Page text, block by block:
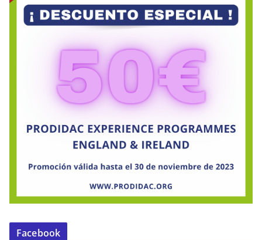
Facebook